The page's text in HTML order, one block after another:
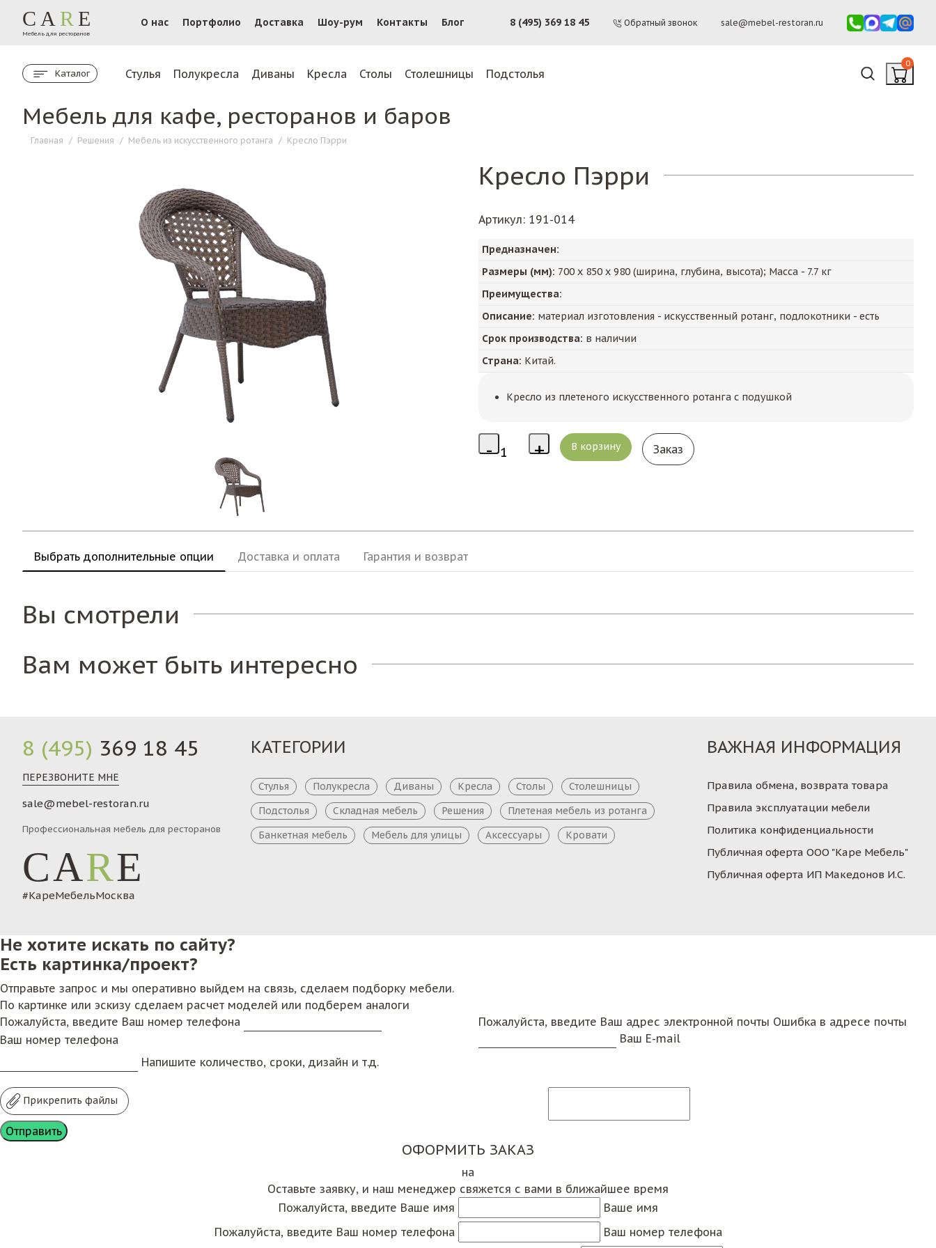
CA R E
Мебель для ресторанов
О нас Портфолио Доставка Шоу-рум Контакты Блог 8 (495) 369 18 45 Обратный звонок sale@mebel-restoran.ru
Каталог Стулья Полукресла Диваны Кресла Столы Столешницы Подстолья
0
Мебель для кафе, ресторанов и баров
Главная / Решения / Мебель из искусственного ротанга / Кресло Пэрри
Кресло Пэрри
Артикул: 191-014
Предназначен:
Размеры (мм): 700 х 850 х 980 (ширина, глубина, высота); Масса - 7.7 кг
Преимущества:
Описание: материал изготовления - искусственный ротанг, подлокотники - есть
Срок производства: в наличии
Страна: Китай.
Кресло из плетеного искусственного ротанга с подушкой
Заказ
Выбрать дополнительные опции Доставка и оплата Гарантия и возврат
Вы смотрели
Вам может быть интересно
8 (495) 369 18 45
ПЕРЕЗВОНИТЕ МНЕ
sale@mebel-restoran.ru
Профессиональная мебель для ресторанов
CARE
#КареМебельМосква
КАТЕГОРИИ
Стулья Полукресла Диваны Кресла Столы
Столешницы
Подстолья
Складная мебель Решения
Плетеная мебель из ротанга
Банкетная мебель
Мебель для улицы Аксессуары Кровати
ВАЖНАЯ ИНФОРМАЦИЯ
Правила обмена, возврата товара
Правила эксплуатации мебели
Политика конфиденциальности
Публичная оферта ООО "Каре Мебель"
Публичная оферта ИП Македонов И.С.
Не хотите искать по сайту?
Есть картинка/проект?
Отправьте запрос и мы оперативно выйдем на связь, сделаем подборку мебели.
По картинке или эскизу сделаем расчет моделей или подберем аналоги
Пожалуйста, введите Ваш номер телефона
Ваш номер телефона
Пожалуйста, введите Ваш адрес электронной почты Ошибка в адресе почты
Ваш E-mail
Напишите количество, сроки, дизайн и т.д.
Прикрепить файлы
ОФОРМИТЬ ЗАКАЗ
на
Оставьте заявку, и наш менеджер свяжется с вами в ближайшее время
Пожалуйста, введите Ваше имя
Ваше имя
Пожалуйста, введите Ваш номер телефона
Ваш номер телефона